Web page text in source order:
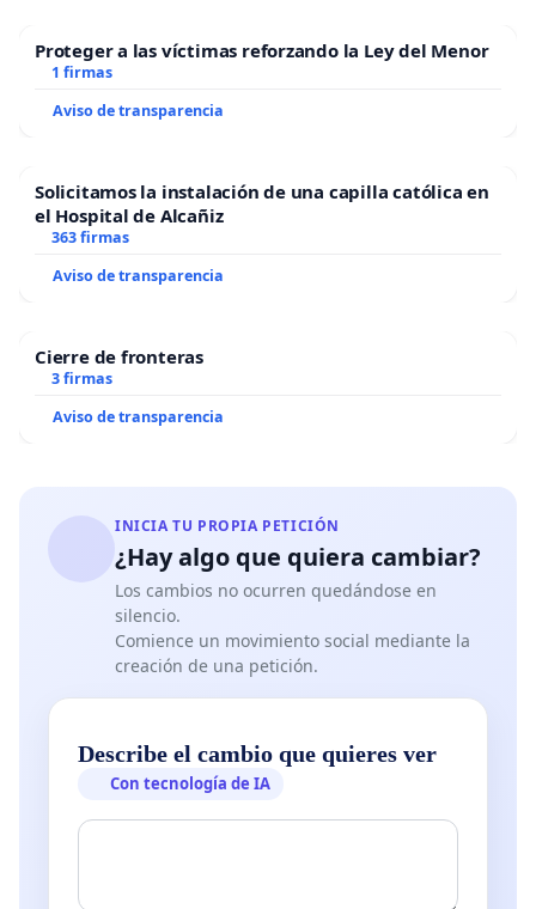
Proteger a las víctimas reforzando la Ley del Menor
1 firmas
Aviso de transparencia
Solicitamos la instalación de una capilla católica en
el Hospital de Alcañiz
363 firmas
Aviso de transparencia
Cierre de fronteras
3 firmas
Aviso de transparencia
INICIA TU PROPIA PETICIÓN
¿Hay algo que quiera cambiar?
Los cambios no ocurren quedándose en
silencio.
Comience un movimiento social mediante la
creación de una petición.
Describe el cambio que quieres ver
Con tecnología de IA